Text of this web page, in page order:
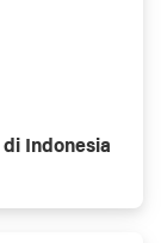
Indonesia